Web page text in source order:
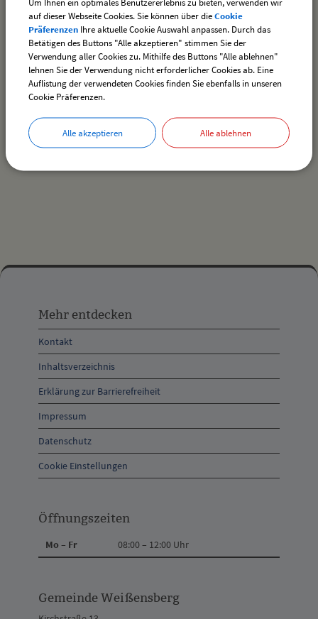
Flächennutzungsplan Daimler - TEXT endgültig
(853.88 KB)
Flächennutzungsplan Daimler - PLAN endgültig(1.20
MB)
druckennach oben
entdecken,
Öffnungszeiten
und
Anschrift
und
Kontakt
Mehr entdecken
Kontakt
Inhaltsverzeichnis
Erklärung zur Barrierefreiheit
Impressum
Datenschutz
Cookie Einstellungen
Öffnungszeiten
Mo – Fr 08:00 – 12:00 Uhr
Gemeinde Weißensberg
auf dieser Webseite Cookies. Sie können über dieCookie
Präferenzen Ihre aktuelle Cookie Auswahl anpassen. Durch das
Betätigen des Buttons "Alle akzeptieren" stimmen Sie der
Verwendung aller Cookies zu. Mithilfe des Buttons "Alle ablehnen"
lehnen Sie der Verwendung nicht erforderlicher Cookies ab. Eine
Auflistung der verwendeten Cookies finden Sie ebenfalls in unseren
Cookie Präferenzen.
Alle akzeptieren Alle ablehnen